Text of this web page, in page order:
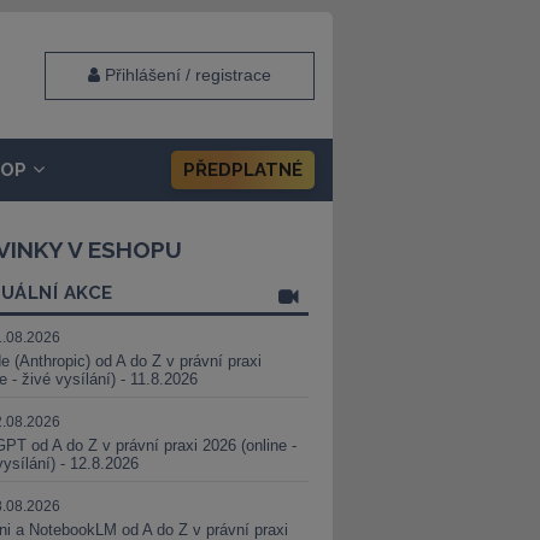
Přihlášení / registrace
PŘEDPLATNÉ
V ESHOPU
AKCE
(Anthropic) od A do Z v právní praxi
- živé vysílání) - 11.8.2026
od A do Z v právní praxi 2026 (online -
- 12.8.2026
a NotebookLM od A do Z v právní praxi